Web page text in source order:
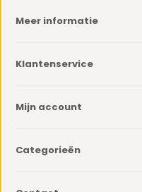
Meer informatie
Klantenservice
Mijn account
Categorieën